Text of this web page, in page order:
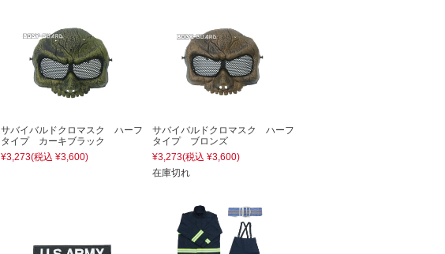
サバイバルドクロマスク ハーフ
タイプ カーキブラック
¥3,273(税込 ¥3,600)
サバイバルドクロマスク ハーフ
タイプ ブロンズ
¥3,273(税込 ¥3,600)
在庫切れ